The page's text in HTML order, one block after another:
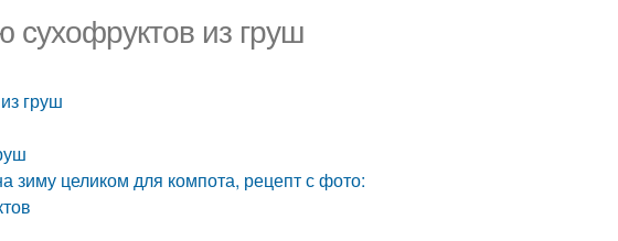
сухофруктов из груш
груш
зиму целиком для компота, рецепт с фото: